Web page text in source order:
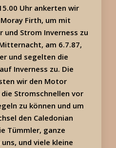
Uhr ankerten wir
Firth, um mit
und Strom Inverness zu
am 6.7.87,
und segelten die
Inverness zu. Die
wir den Motor
Stromschnellen vor
zu können und um
den Caledonian
Tümmler, ganze
und viele kleine